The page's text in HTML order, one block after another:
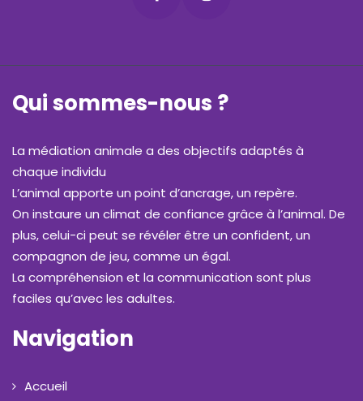
Qui sommes-nous ?
La médiation animale a des objectifs adaptés à
chaque individu
L’animal apporte un point d’ancrage, un repère.
On instaure un climat de confiance grâce à l’animal. De
plus, celui-ci peut se révéler être un confident, un
compagnon de jeu, comme un égal.
La compréhension et la communication sont plus
faciles qu’avec les adultes.
Navigation
Accueil